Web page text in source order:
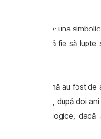
perspective: una
ucraineană fie să
ucraineană au fost
de față, după doi
sociologice,